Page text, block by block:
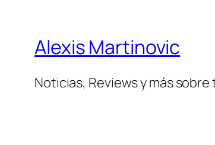
Alexis Martinovic
Noticias, Reviews y más